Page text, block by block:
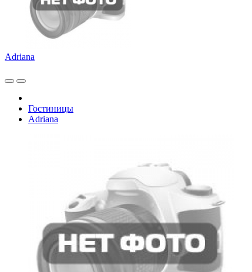
Adriana
Гостиницы
Adriana